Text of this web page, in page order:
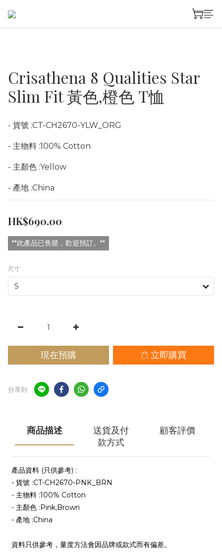
Crisathena 8 Qualities Star
Slim Fit 黃色,橙色 T恤
- 貨號 :CT-CH2670-YLW_ORG
- 主物料 :100% Cotton
- 主顏色 :Yellow
- 產地 :China
HK$690.00
**此產品已售罄，歡迎預訂。**
尺寸
現在預購 立即購買
分享到
商品描述
送貨及付
款方式
顧客評價
產品資料 (只供參考) :
- 貨號 :CT-CH2670-PNK_BRN
- 主物料 :100% Cotton
- 主顏色 :Pink,Brown
- 產地 :China
資料只供參考，量度方法會因品牌或款式而有偏差。